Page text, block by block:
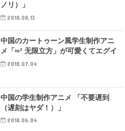
ノリ）」
2018.08.13
中国のカートゥーン風学生制作アニ
メ「∞³ 无限立方」が可愛くてエグイ
2018.07.04
中国の学生制作アニメ 「不要遅到
（遅刻はヤダ！）」
2018.06.04